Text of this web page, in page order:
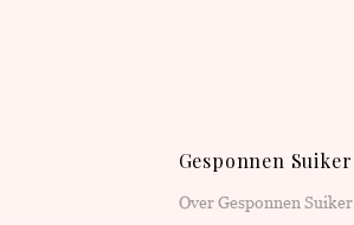
Gesponnen Suiker
Over Gesponnen Suiker